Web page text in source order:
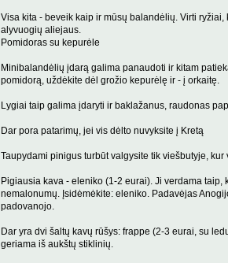
Visa kita - beveik kaip ir mūsų balandėlių. Virti
alyvuogių aliejaus.
Pomidoras su kepurėle
Minibalandėlių įdarą galima panaudoti ir kitam
pomidorą, uždėkite dėl grožio kepurėlę ir - į orkaitę.
Lygiai taip galima įdaryti ir baklažanus, raudonas
Dar pora patarimų, jei vis dėlto nuvyksite į Kretą
Taupydami pinigus turbūt valgysite tik viešbutyje,
Pigiausia kava - eleniko (1-2 eurai). Ji verdama
nemalonumų. Įsidėmėkite: eleniko. Padavėjas
padovanojo.
Dar yra dvi šaltų kavų rūšys: frappe (2-3 eurai, su
geriama iš aukštų stiklinių.